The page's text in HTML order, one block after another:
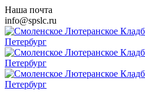
Наша почта
info@spslc.ru